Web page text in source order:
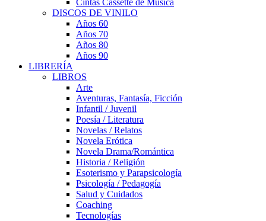
DISCOS DE VINILO
Años 60
Años 70
Años 80
Años 90
LIBRERÍA
LIBROS
Arte
Aventuras, Fantasía, Ficción
Infantil / Juvenil
Poesía / Literatura
Novelas / Relatos
Novela Erótica
Novela Drama/Romántica
Historia / Religión
Esoterismo y Parapsicología
Psicología / Pedagogía
Salud y Cuidados
Coaching
Tecnologías